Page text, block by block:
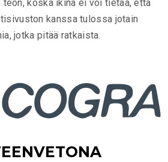
teon, koska ikinä ei voi tietää, että
kanssa tulossa jotain
jotka pitää ratkaista.